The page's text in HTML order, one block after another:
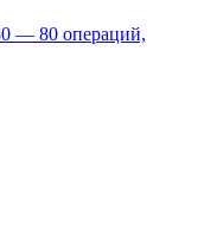
— 80 операций,